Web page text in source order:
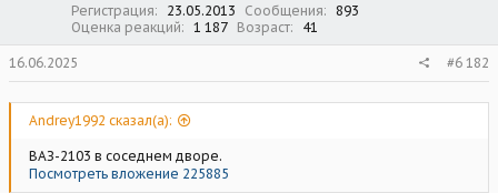
Регистрация 23.05.2013 Сообщения
893
Оценка реакций
1 187 Возраст 41
16.06.2025 #6 182
Andrey1992 сказал(а):
ВАЗ-2103 в соседнем дворе.
Посмотреть вложение 225885